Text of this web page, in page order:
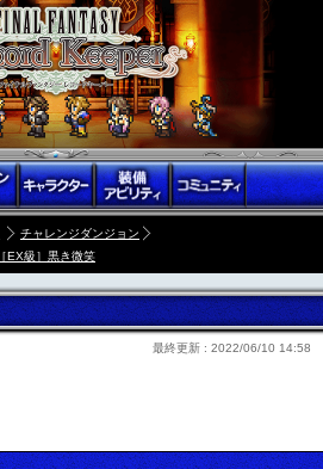
チャレンジダンジョン
［EX級］黒き微笑
最終更新 : 2022/06/10 14:58